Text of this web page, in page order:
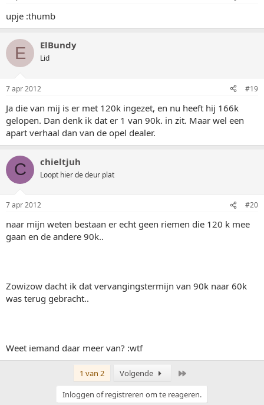
upje :thumb
E ElBundy
Lid
7 apr 2012 #19
Ja die van mij is er met 120k ingezet, en nu heeft hij 166k
gelopen. Dan denk ik dat er 1 van 90k. in zit. Maar wel een
apart verhaal dan van de opel dealer.
C chieltjuh
Loopt hier de deur plat
7 apr 2012 #20
naar mijn weten bestaan er echt geen riemen die 120 k mee
gaan en de andere 90k..
Zowizow dacht ik dat vervangingstermijn van 90k naar 60k
was terug gebracht..
Weet iemand daar meer van? :wtf
1 van 2 Volgende
Inloggen of registreren om te reageren.